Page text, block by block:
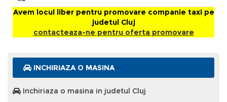
Avem locul liber pentru promovare companie taxi pe
judetul Cluj
contacteaza-ne pentru oferta promovare
INCHIRIAZA O MASINA
Inchiriaza o masina in judetul Cluj